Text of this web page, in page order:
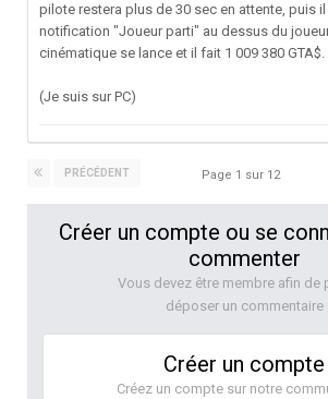
pilote restera plus de 30 sec en attente, puis il
notification "Joueur parti" au dessus du
cinématique se lance et il fait 1 009 380 GTA$.
(Je suis sur PC)
PRÉCÉDENT Page 1 sur 12
Créer un compte ou se
commenter
Vous devez être membre afin de
déposer un commentaire
Créer un compte
Créez un compte sur notre